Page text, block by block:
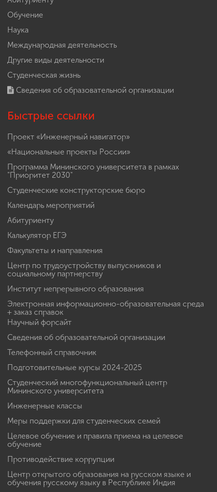
Обучение
Наука
Международная деятельность
Другие виды деятельности
Студенческая жизнь
Сведения об образовательной организации
Быстрые ссылки
Проект «Инженерный навигатор»
«Национальные проекты России»
Программа Мининского университета в рамках
"Приоритет 2030"
Студенческие конструкторские бюро
Календарь мероприятий
Абитуриенту
Калькулятор ЕГЭ
Факультеты и направления
Центр по трудоустройству выпускников и
социальному партнерству
Институт непрерывного образования
Электронная информационно-образовательная среда
+ заказ справок
Научный форсайт
Сведения об образовательной организации
Телефонный справочник
Подготовительные курсы 2024-2025
Студенческий многофункциональный центр
Мининского университета
Инженерные классы
Меры поддержки для студенческих семей
Целевое обучение и правила приема на целевое
обучение
Противодействие коррупции
Центр открытого образования на русском языке и
обучения русскому языку в Республике Индия